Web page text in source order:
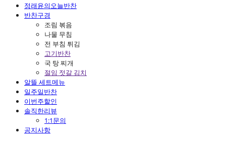
정래윤의오늘반찬
반찬구경
조림 볶음
나물 무침
전 부침 튀김
고기반찬
국 탕 찌개
절임 젓갈 김치
알뜰 세트메뉴
일주일반찬
이번주할인
솔직한리뷰
1:1문의
공지사항